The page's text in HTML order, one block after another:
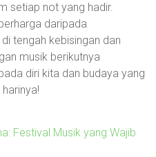
setiap not yang hadir.
daripada
tengah kebisingan dan
musik berikutnya
diri kita dan budaya yang
Festival Musik yang Wajib